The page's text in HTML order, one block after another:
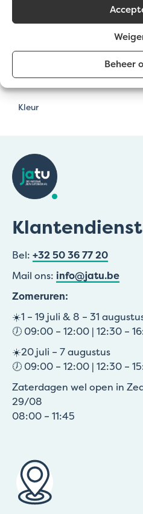
Beheer
Kleur
Klantendienst
Bel: +32 50 36 77 20
Mail ons: info@jatu.be
Zomeruren:
☀️1 – 19 juli & 8 – 31
🕖 09:00 – 12:00 | 12:30 –
☀️20 juli – 7 augustus
🕖 09:00 – 12:00 | 12:30 –
Zaterdagen wel open in
29/08
08:00 – 11:45